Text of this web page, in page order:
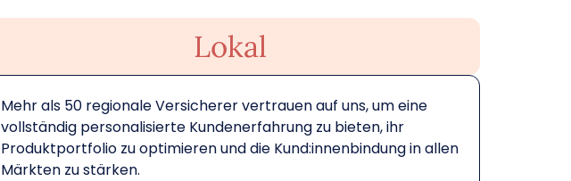
Lokal
Mehr als 50 regionale Versicherer vertrauen auf uns, um eine
vollständig personalisierte Kundenerfahrung zu bieten, ihr
Produktportfolio zu optimieren und die Kund:innenbindung in allen
Märkten zu stärken.